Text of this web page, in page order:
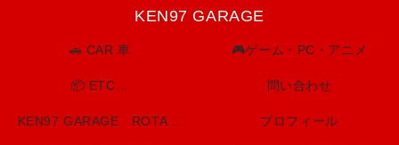
KEN97 GARAGE
🚗 CAR 車 🎮ゲーム・PC・アニメ
📦 ETC… 問い合わせ
プロフィール